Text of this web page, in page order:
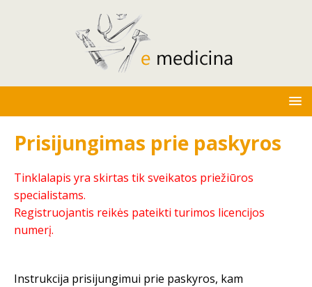
Prisijungimas prie paskyros
Tinklalapis yra skirtas tik sveikatos priežiūros
specialistams.
Registruojantis reikės pateikti turimos licencijos
numerį.
Instrukcija prisijungimui prie paskyros, kam